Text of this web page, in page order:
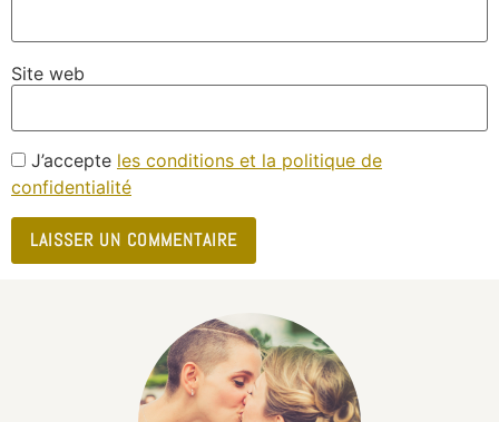
Site web
J’accepte les conditions et la politique de
confidentialité